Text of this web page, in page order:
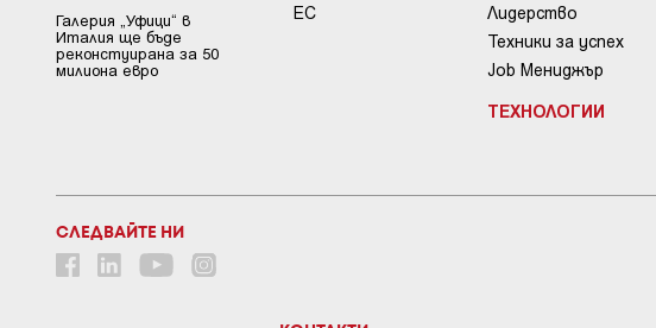
Галерия „Уфици“ в
Италия ще бъде
реконстуирана за 50
милиона евро
ЕС
Лидерство
Техники за успех
Job Мениджър
ТЕХНОЛОГИИ
СЛЕДВАЙТЕ НИ